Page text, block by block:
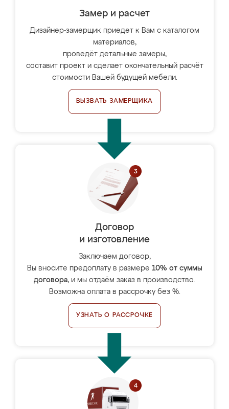
Замер и расчет
Дизайнер-замерщик приедет к Вам с каталогом
материалов,
проведёт детальные замеры,
составит проект и сделает окончательный расчёт
стоимости Вашей будущей мебели.
ВЫЗВАТЬ ЗАМЕРЩИКА
Договор
и изготовление
Заключаем договор,
Вы вносите предоплату в размере 10% от суммы
договора, и мы отдаём заказ в производство.
Возможна оплата в рассрочку без %.
УЗНАТЬ О РАССРОЧКЕ